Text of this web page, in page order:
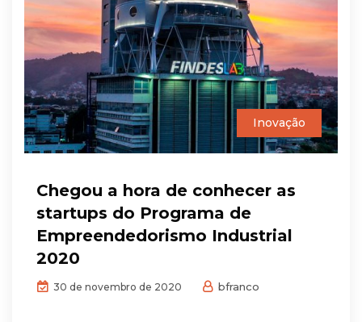
Inovação
Chegou a hora de conhecer as
startups do Programa de
Empreendedorismo Industrial
2020
30 de novembro de 2020 bfranco